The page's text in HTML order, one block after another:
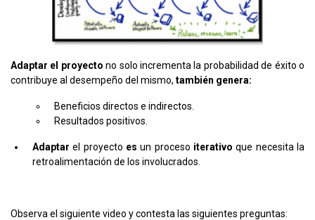
Adaptar el proyecto no solo incrementa la probabilidad de éxito o
contribuye al desempeño del mismo, también genera:
Beneficios directos e indirectos.
Resultados positivos.
Adaptar el proyecto es un proceso iterativo que necesita la
retroalimentación de los involucrados.
Observa el siguiente video y contesta las siguientes preguntas: